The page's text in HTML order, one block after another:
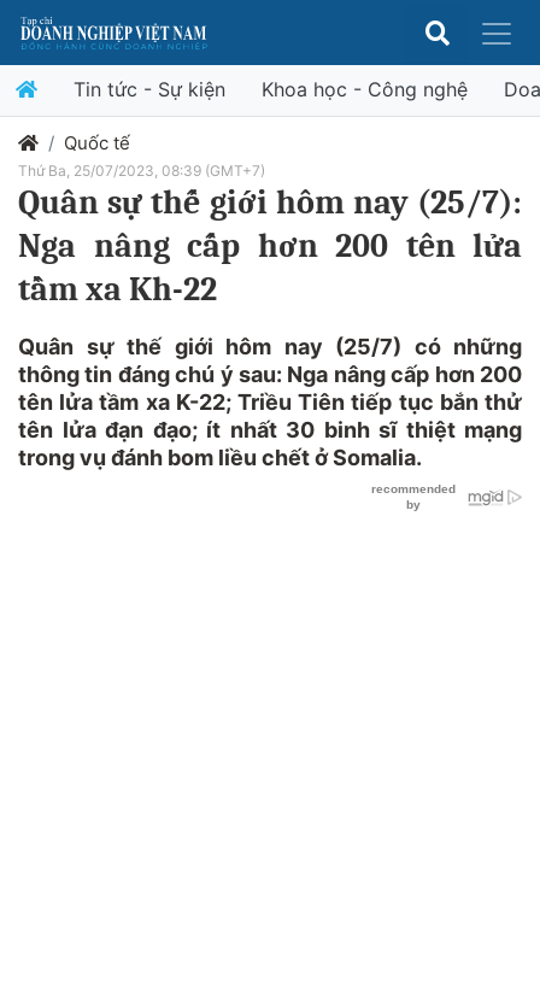
Tin tức - Sự kiện Khoa học - Công nghệ
Quốc tế
Thứ Ba, 25/07/2023, 08:39 (GMT+7)
Quân sự thế giới hôm nay (25/7):
Nga nâng cấp hơn 200 tên lửa
tầm xa Kh-22
Quân sự thế giới hôm nay (25/7) có những
thông tin đáng chú ý sau: Nga nâng cấp hơn 200
tên lửa tầm xa K-22; Triều Tiên tiếp tục bắn thử
tên lửa đạn đạo; ít nhất 30 binh sĩ thiệt mạng
trong vụ đánh bom liều chết ở Somalia.